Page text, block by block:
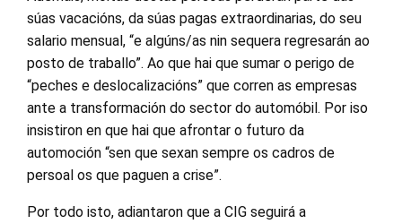
súas vacacións, da súas pagas extraordinarias, do seu
salario mensual, “e algúns/as nin sequera regresarán ao
posto de traballo”. Ao que hai que sumar o perigo de
“peches e deslocalizacións” que corren as empresas
ante a transformación do sector do automóbil. Por iso
insistiron en que hai que afrontar o futuro da
automoción “sen que sexan sempre os cadros de
persoal os que paguen a crise”.
Por todo isto, adiantaron que a CIG seguirá a